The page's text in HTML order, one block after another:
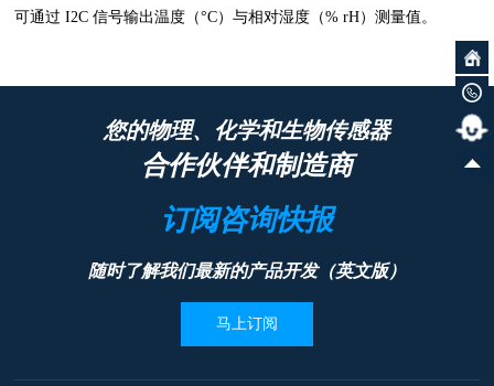
可通过 I2C 信号输出温度（°C）与相对湿度（% rH）测量值。
您的物理、化学和生物传感器
合作伙伴和制造商
订阅咨询快报
随时了解我们最新的产品开发（英文版）
马上订阅